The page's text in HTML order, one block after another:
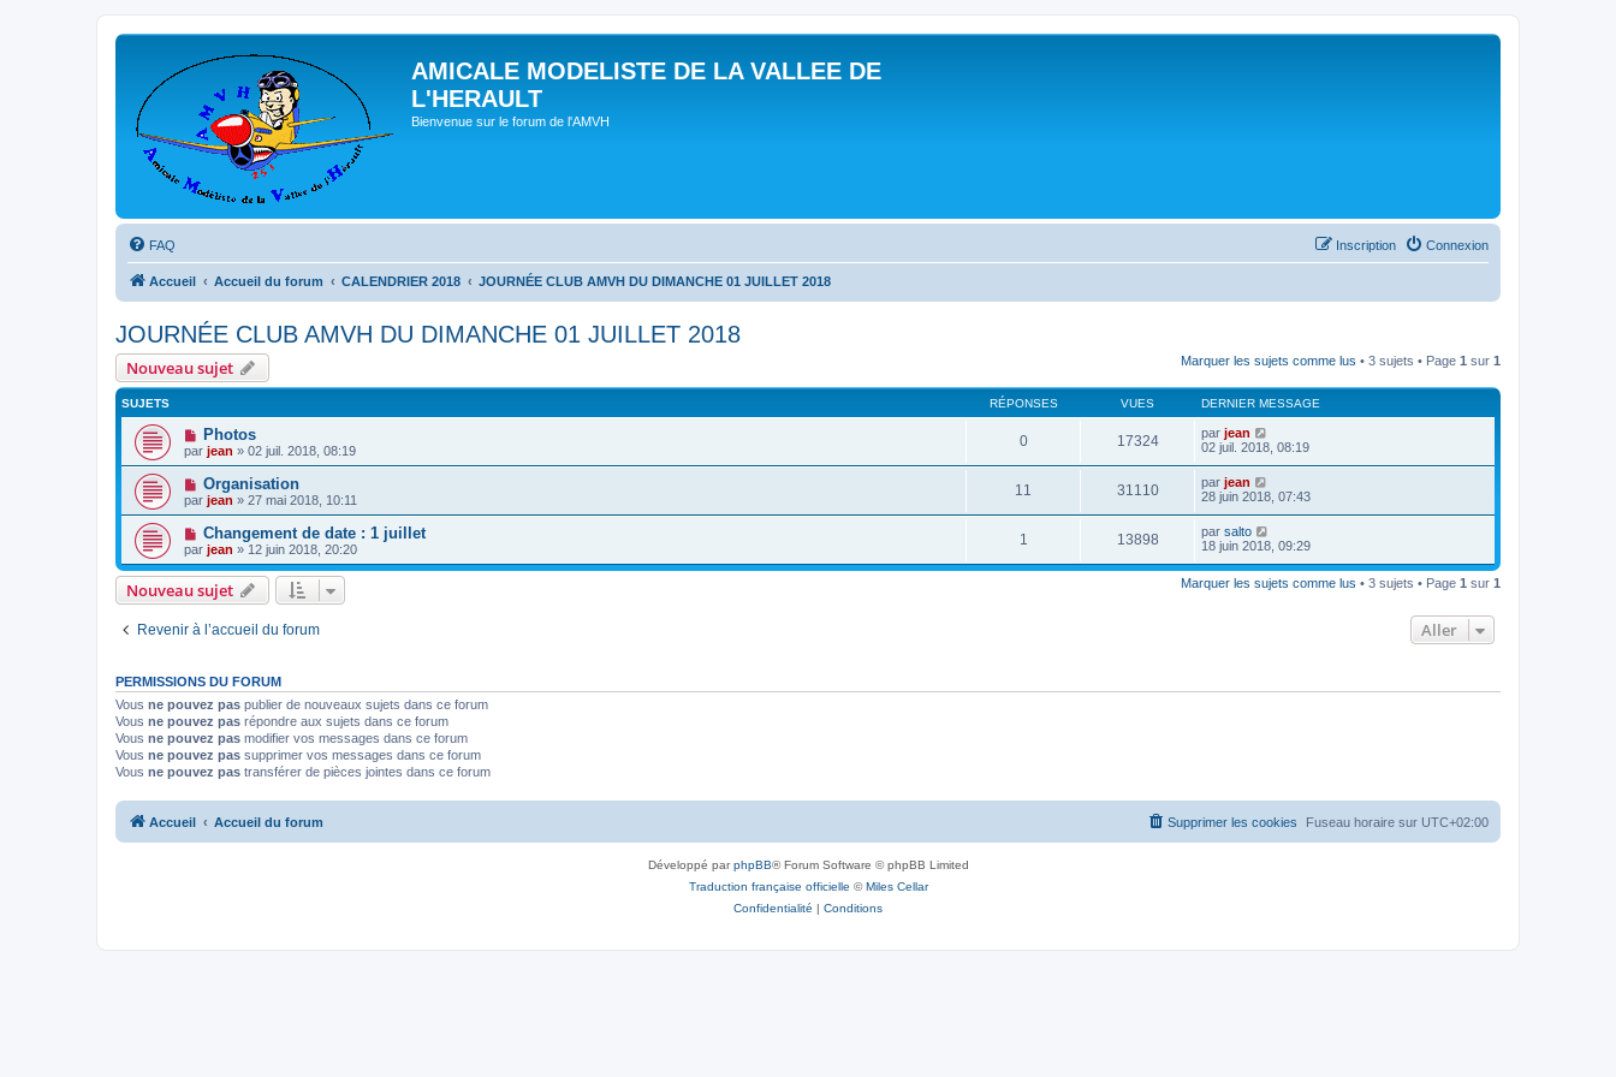
AMICALE MODELISTE DE LA VALLEE DE
L'HERAULT
Bienvenue sur le forum de l'AMVH
FAQ Connexion
Inscription
Accueil Accueil du forum CALENDRIER 2018 JOURNÉE CLUB AMVH DU DIMANCHE 01 JUILLET 2018
JOURNÉE CLUB AMVH DU DIMANCHE 01 JUILLET 2018
Nouveau sujet Marquer les sujets comme lus • 3 sujets • Page 1 sur 1
SUJETS RÉPONSES VUES DERNIER MESSAGE
Photos
par jean » 02 juil. 2018, 08:19
0 17324 par jean
02 juil. 2018, 08:19
Organisation
par jean » 27 mai 2018, 10:11
11 31110 par jean
28 juin 2018, 07:43
Changement de date : 1 juillet
par jean » 12 juin 2018, 20:20
1 13898 par salto
18 juin 2018, 09:29
Nouveau sujet Marquer les sujets comme lus • 3 sujets • Page 1 sur 1
Revenir à l’accueil du forum Aller
PERMISSIONS DU FORUM
Vous ne pouvez pas publier de nouveaux sujets dans ce forum
Vous ne pouvez pas répondre aux sujets dans ce forum
Vous ne pouvez pas modifier vos messages dans ce forum
Vous ne pouvez pas supprimer vos messages dans ce forum
Vous ne pouvez pas transférer de pièces jointes dans ce forum
Accueil Accueil du forum Fuseau horaire sur UTC+02:00
Supprimer les cookies
Développé parphpBB® Forum Software © phpBB Limited
Traduction française officielle ©Miles Cellar
Confidentialité | Conditions